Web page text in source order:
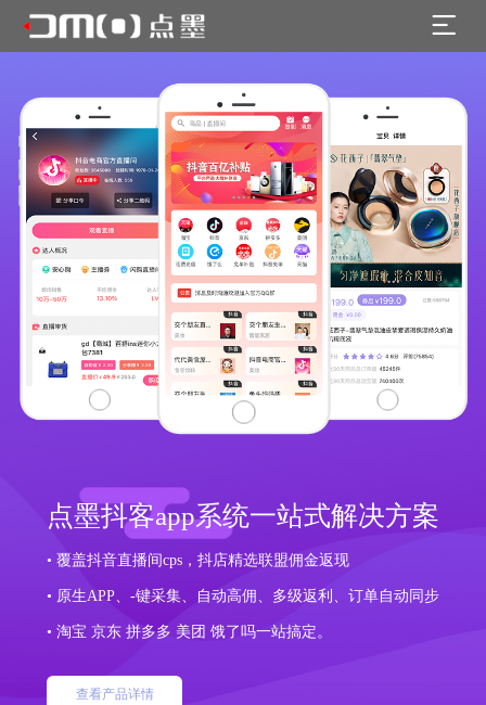
点墨抖客app系统一站式解决方案
• 覆盖抖音直播间cps，抖店精选联盟佣金返现
• 原生APP、-键采集、自动高佣、多级返利、订单自动同步
• 淘宝 京东 拼多多 美团 饿了吗一站搞定。
查看产品详情